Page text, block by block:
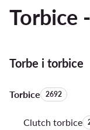
Torbice
Torbe i torbice
TorbiceKoličina
2692
Clutch torbice